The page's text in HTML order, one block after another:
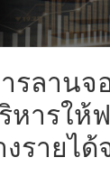
รลานจ
หารให้
งรายไ